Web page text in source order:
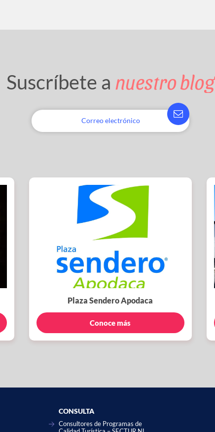
Suscríbete a nuestro blog
Plaza Sendero Apodaca
Conoce más
CONSULTA
Consultores de Programas de